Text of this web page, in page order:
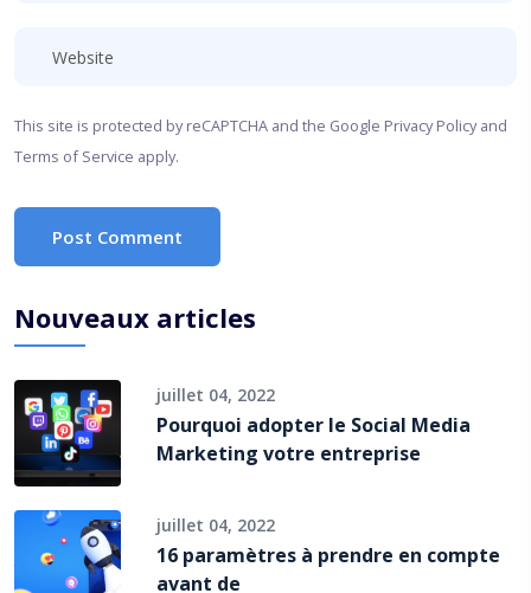
This site is protected by reCAPTCHA and the Google Privacy Policyand
Terms of Service apply.
Post Comment
Nouveaux articles
juillet 04, 2022
Pourquoi adopter le Social Media
Marketing votre entreprise
juillet 04, 2022
16 paramètres à prendre en compte
avant de